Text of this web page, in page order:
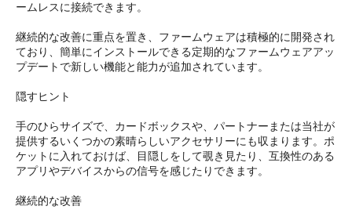
ームレスに接続できます。
継続的な改善に重点を置き、ファームウェアは積極的に開発され
ており、簡単にインストールできる定期的なファームウェアアッ
プデートで新しい機能と能力が追加されています。
隠すヒント
手のひらサイズで、カードボックスや、パートナーまたは当社が
提供するいくつかの素晴らしいアクセサリーにも収まります。ポ
ケットに入れておけば、目隠しをして覗き見たり、互換性のある
アプリやデバイスからの信号を感じたりできます。
継続的な改善